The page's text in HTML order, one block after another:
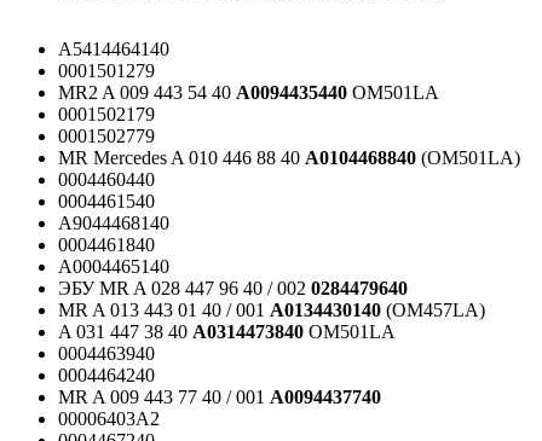
A5414464140
0001501279
MR2 A 009 443 54 40 A0094435440 OM501LA
0001502179
0001502779
MR Mercedes A 010 446 88 40 A0104468840 (OM501LA)
0004460440
0004461540
A9044468140
0004461840
A0004465140
ЭБУ MR A 028 447 96 40 / 002 0284479640
MR A 013 443 01 40 / 001 A0134430140 (OM457LA)
A 031 447 38 40 A0314473840 OM501LA
0004463940
0004464240
MR A 009 443 77 40 / 001 A0094437740
00006403A2